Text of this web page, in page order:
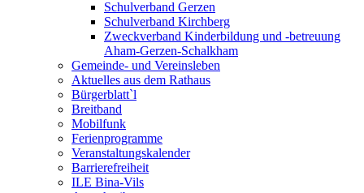
Schulverband Gerzen
Schulverband Kirchberg
Zweckverband Kinderbildung und -betreuung
Aham-Gerzen-Schalkham
Gemeinde- und Vereinsleben
Aktuelles aus dem Rathaus
Bürgerblatt`l
Breitband
Mobilfunk
Ferienprogramme
Veranstaltungskalender
Barrierefreiheit
ILE Bina-Vils